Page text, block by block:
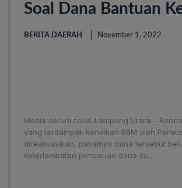
Soal Dana Bantuan
BERITA DAERAH November 1, 2022
Media seruni.co.id. Lampung Utara –
yang terdampak kenaikan BBM oleh
direalisasikan, pasalnya dana tersebut
Keterlambatan pencarian dana itu,…